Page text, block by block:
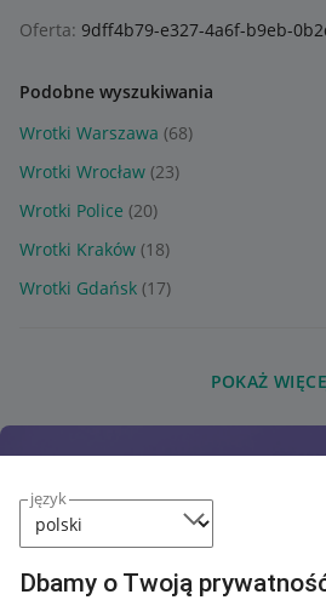
język
Dbamy o Twoją
Oferta: 9dff4b79-e327-4a6f-b9eb-
Podobne wyszukiwania
Wrotki Warszawa (68)
Wrotki Wrocław (23)
Wrotki Police (20)
Wrotki Kraków (18)
Wrotki Gdańsk (17)
POKAŻ